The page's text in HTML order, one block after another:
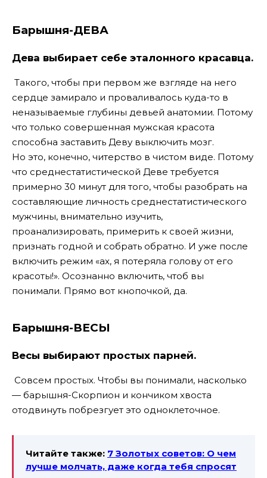
Барышня-ДЕВА
Дева выбирает себе эталонного красавца.
Такого, чтобы при первом же взгляде на него
сердце замирало и проваливалось куда-то в
неназываемые глубины девьей анатомии. Потому
что только совершенная мужская красота
способна заставить Деву выключить мозг.
Но это, конечно, читерство в чистом виде. Потому
что среднестатистической Деве требуется
примерно 30 минут для того, чтобы разобрать на
составляющие личность среднестатистического
мужчины, внимательно изучить,
проанализировать, примерить к своей жизни,
признать годной и собрать обратно. И уже после
включить режим «ах, я потеряла голову от его
красоты!». Осознанно включить, чтоб вы
понимали. Прямо вот кнопочкой, да.
Барышня-ВЕСЫ
Весы выбирают простых парней.
Совсем простых. Чтобы вы понимали, насколько
— барышня-Скорпион и кончиком хвоста
отодвинуть побрезгует это одноклеточное.
Читайте также: 7 Золотых советов: О чем
лучше молчать, даже когда тебя спросят